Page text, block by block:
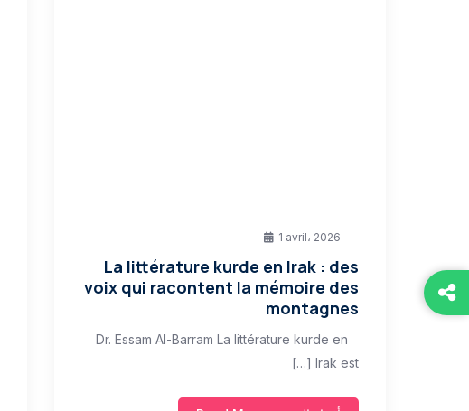
1 avril، 2026
La littérature kurde en Irak : des
voix qui racontent la mémoire des
montagnes
Dr. Essam Al-Barram La littérature kurde en
Irak est […]